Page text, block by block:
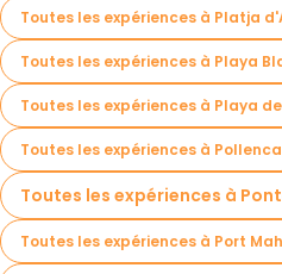
Toutes les expériences à Platja
Toutes les expériences à Playa
Toutes les expériences à Playa
Toutes les expériences à Pollenca
Toutes les expériences à
Toutes les expériences à Port